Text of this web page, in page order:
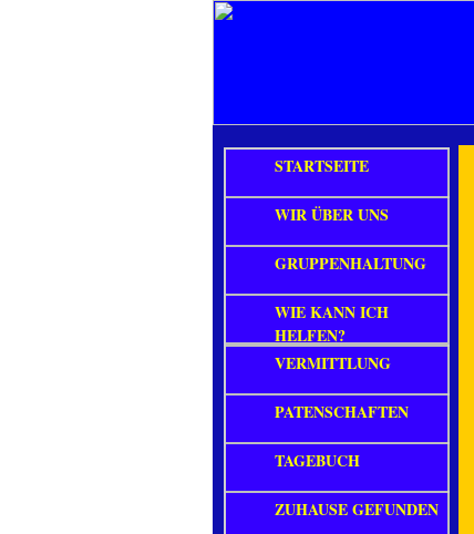
STARTSEITE
WIR ÜBER UNS
GRUPPENHALTUNG
WIE KANN ICH
HELFEN?
VERMITTLUNG
PATENSCHAFTEN
TAGEBUCH
ZUHAUSE GEFUNDEN